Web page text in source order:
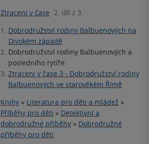
Ztraceni v čase 2. díl z 3
1. Dobrodružství rodiny Balbuenových na
Divokém západě
2. Dobrodružství rodiny Balbuenových a
posledního rytíře
3. Ztraceni v čase 3 - Dobrodružství rodiny
Balbuenových ve starověkém Římě
Knihy » Literatura pro děti a mládež »
Příběhy pro děti » Detektivní a
dobrodružné příběhy » Dobrodružné
příběhy pro děti